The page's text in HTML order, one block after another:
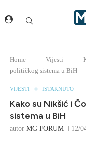
Home - Vijesti -
političkog sistema u BiH
VIJESTI ISTAKNUTO
Kako su Nikšić i
sistema u BiH
autor MG FORUM 12/